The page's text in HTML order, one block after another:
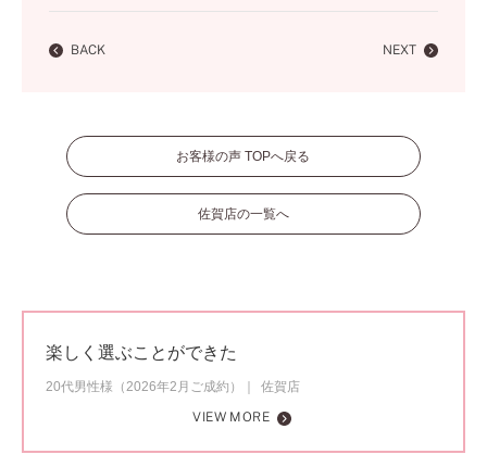
BACK NEXT
お客様の声 TOPへ戻る
佐賀店の一覧へ
楽しく選ぶことができた
20代男性様（2026年2月ご成約）
佐賀店
VIEW MORE